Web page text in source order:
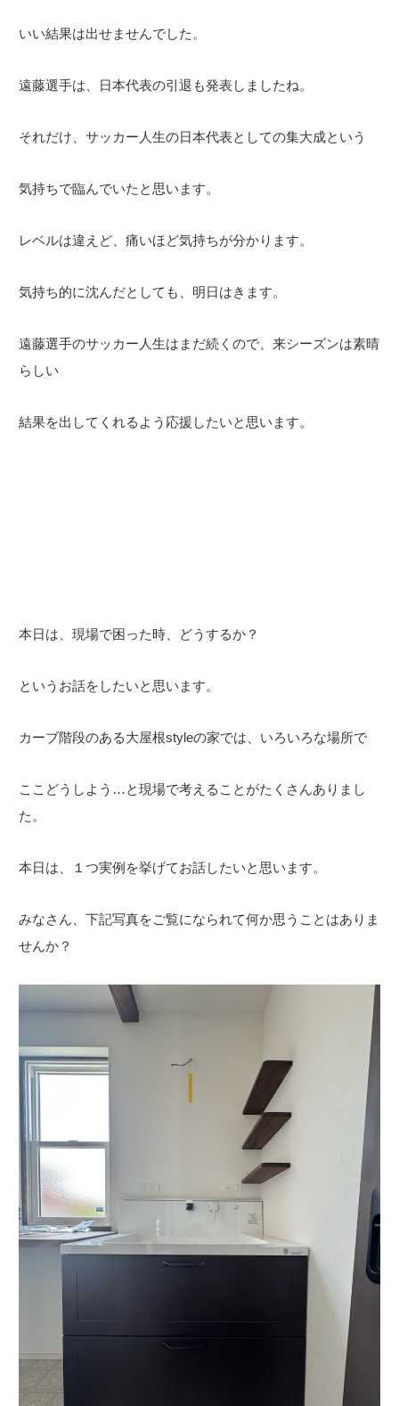
いい結果は出せませんでした。
遠藤選手は、日本代表の引退も発表しましたね。
それだけ、サッカー人生の日本代表としての集大成という
気持ちで臨んでいたと思います。
レベルは違えど、痛いほど気持ちが分かります。
気持ち的に沈んだとしても、明日はきます。
遠藤選手のサッカー人生はまだ続くので、来シーズンは素晴
らしい
結果を出してくれるよう応援したいと思います。
本日は、現場で困った時、どうするか？
というお話をしたいと思います。
カーブ階段のある大屋根styleの家では、いろいろな場所で
ここどうしよう…と現場で考えることがたくさんありまし
た。
本日は、１つ実例を挙げてお話したいと思います。
みなさん、下記写真をご覧になられて何か思うことはありま
せんか？